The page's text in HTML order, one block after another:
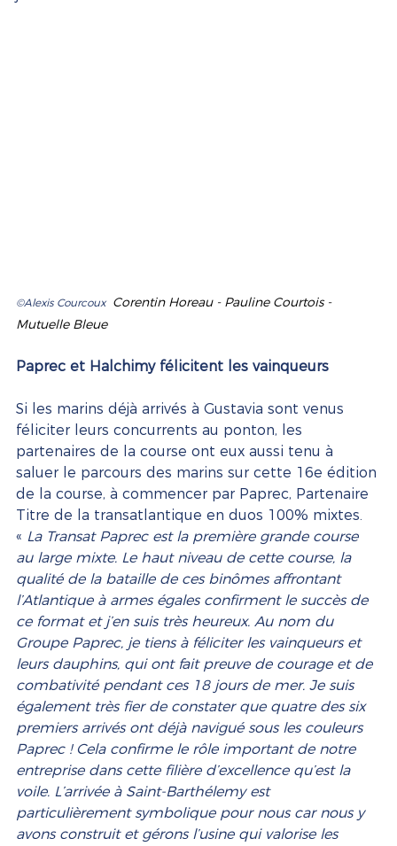
©Alexis Courcoux Corentin Horeau - Pauline Courtois -
Mutuelle Bleue
Paprec et Halchimy félicitent les vainqueurs
Si les marins déjà arrivés à Gustavia sont venus
féliciter leurs concurrents au ponton, les
partenaires de la course ont eux aussi tenu à
saluer le parcours des marins sur cette 16e édition
de la course, à commencer par Paprec, Partenaire
Titre de la transatlantique en duos 100% mixtes.
« La Transat Paprec est la première grande course
au large mixte. Le haut niveau de cette course, la
qualité de la bataille de ces binômes affrontant
l’Atlantique à armes égales confirment le succès de
ce format et j’en suis très heureux. Au nom du
Groupe Paprec, je tiens à féliciter les vainqueurs et
leurs dauphins, qui ont fait preuve de courage et de
combativité pendant ces 18 jours de mer. Je suis
également très fier de constater que quatre des six
premiers arrivés ont déjà navigué sous les couleurs
Paprec ! Cela confirme le rôle important de notre
entreprise dans cette filière d’excellence qu’est la
voile. L’arrivée à Saint-Barthélemy est
particulièrement symbolique pour nous car nous y
avons construit et gérons l’usine qui valorise les